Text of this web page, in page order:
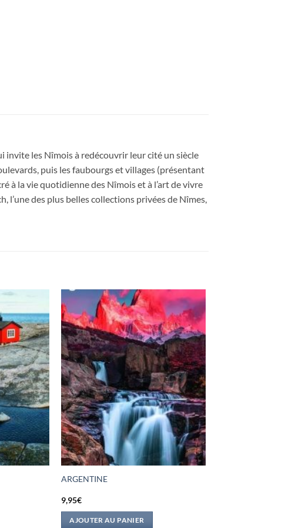
invite les Nîmois à redécouvrir leur cité un siècle
puis les faubourgs et villages (présentant
à la vie quotidienne des Nîmois et à l’art de vivre
l’une des plus belles collections privées de Nîmes,
ARGENTINE
9,95€
AJOUTER AU PANIER